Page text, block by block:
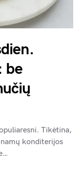
be
Tikėtina,
konditerijos